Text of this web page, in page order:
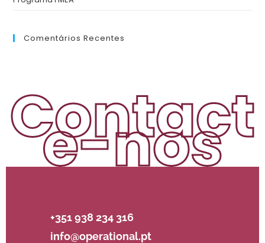
Comentários Recentes
Contact
e-nos
+351 938 234 316
info@operational.pt